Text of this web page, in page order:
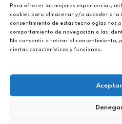
Para ofrecer las mejores experiencias,
cookies para almacenar y/o acceder a la
consentimiento de estas tecnologías nos
comportamiento de navegación o las
No consentir o retirar el consentimiento,
ciertas características y funciones.
Aceptar